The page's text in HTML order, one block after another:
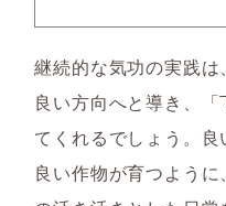
継続的な気功の実践
良い方向へと導き、
てくれるでしょう。
良い作物が育つよう